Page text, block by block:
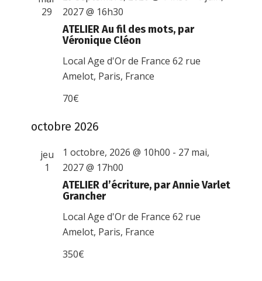
29
ATELIER Au fil des mots, par
Véronique Cléon
2027 @ 16h30
Local Age d'Or de France62 rue
Amelot, Paris, France
70€
octobre 2026
jeu
1
ATELIER d’écriture, par Annie Varlet
Grancher
1 octobre, 2026 @ 10h00 - 27 mai,
2027 @ 17h00
Local Age d'Or de France62 rue
Amelot, Paris, France
350€